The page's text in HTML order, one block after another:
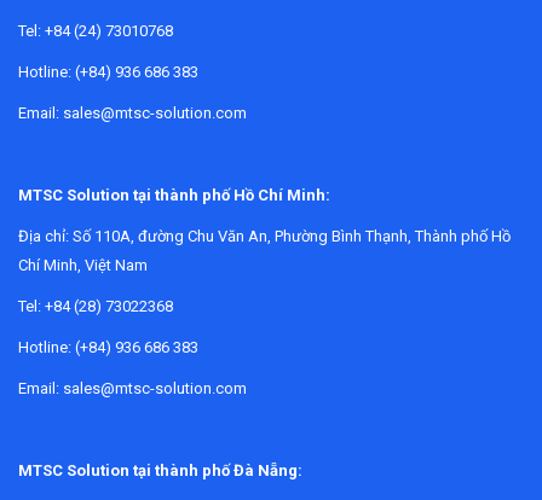
Khi nào nên sửa chữa máy đo tốc độ vòng
Máy đo tốc độ vòng quay thường làm việc trong điều kiện có
bụi, rung, thay đổi nhiệt độ hoặc phải di chuyển liên tục giữa
nhiều vị trí đo. Sau thời gian sử dụng, thiết bị có thể phát sinh
lỗi ở màn hình, phím chức năng, đầu đo, mạch xử lý tín hiệu
hoặc nguồn cấp. Những biểu hiện như không lên nguồn, kết
quả dao động bất thường, mất khả năng nhận tín hiệu phản
là các dấu hiệu cần kiểm tra kỹ thuật.
máy đang được dùng để kiểm tra tình trạng động cơ, hộp số,
Tel: +84 (24) 73010768
Hotline: (+84) 936 686 383
Email: sales@mtsc-solution.com
MTSC Solution tại thành phố Hồ Chí Minh:
Địa chỉ: Số 110A, đường Chu Văn An, Phường Bình Thạnh, Thành phố Hồ
Chí Minh, Việt Nam
Tel: +84 (28) 73022368
Hotline: (+84) 936 686 383
Email: sales@mtsc-solution.com
MTSC Solution tại thành phố Đà Nẵng: